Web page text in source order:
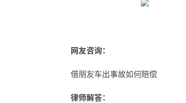
网友咨询：
借朋友车出事故如何赔偿
律师解答：